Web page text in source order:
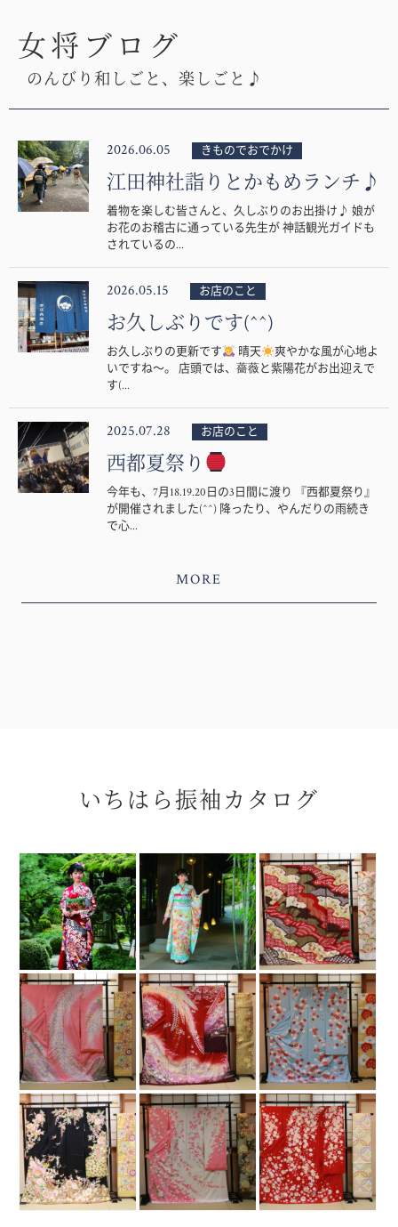
女将ブログ
のんびり和しごと、楽しごと♪
2026.06.05 きものでおでかけ
江田神社詣りとかもめランチ♪
着物を楽しむ皆さんと、久しぶりのお出掛け♪ 娘が
お花のお稽古に通っている先生が 神話観光ガイドも
されているの...
2026.05.15 お店のこと
お久しぶりです(^^)
お久しぶりの更新です 晴天
爽やかな風が心地よ
いですね〜。 店頭では、薔薇と紫陽花がお出迎えで
す(...
2025.07.28 お店のこと
西都夏祭り
今年も、7月18.19.20日の3日間に渡り 『西都夏祭り』
が開催されました(^^) 降ったり、やんだりの雨続き
で心...
MORE
いちはら振袖カタログ